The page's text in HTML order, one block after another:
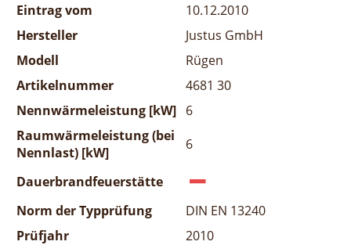
Eintrag vom
10.12.2010
Hersteller
Justus GmbH
Modell
Rügen
Artikelnummer
4681 30
Nennwärmeleistung [kW] 6
Raumwärmeleistung (bei
Nennlast) [kW]
6
Dauerbrandfeuerstätte
Norm der Typprüfung
DIN EN 13240
Prüfjahr
2010